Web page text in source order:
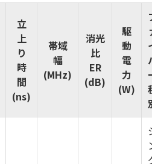
立
上
り
時
間
(ns)
帯域
幅
(MHz)
消光
比
ER
(dB)
駆
動
電
力
(W)